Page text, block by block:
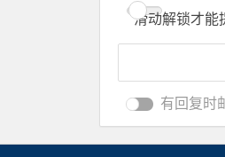
滑动解锁才能
有回复时